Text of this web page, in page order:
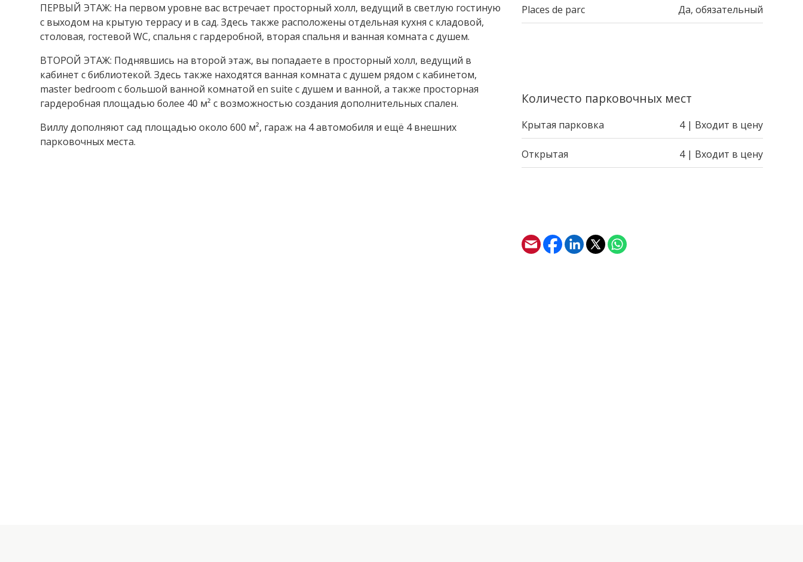
ПЕРВЫЙ ЭТАЖ: На первом уровне вас встречает просторный холл, ведущий в светлую гостиную
с выходом на крытую террасу и в сад. Здесь также расположены отдельная кухня с кладовой,
столовая, гостевой WC, спальня с гардеробной, вторая спальня и ванная комната с душем.
ВТОРОЙ ЭТАЖ: Поднявшись на второй этаж, вы попадаете в просторный холл, ведущий в
кабинет с библиотекой. Здесь также находятся ванная комната с душем рядом с кабинетом,
master bedroom с большой ванной комнатой en suite с душем и ванной, а также просторная
гардеробная площадью более 40 м² с возможностью создания дополнительных спален.
Виллу дополняют сад площадью около 600 м², гараж на 4 автомобиля и ещё 4 внешних
парковочных места.
Places de parc Да, обязательный
Количесто парковочных мест
Крытая парковка 4 | Входит в цену
Открытая 4 | Входит в цену